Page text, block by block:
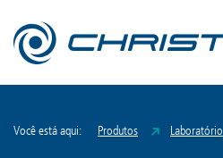
Você está aqui: Produtos Laboratório